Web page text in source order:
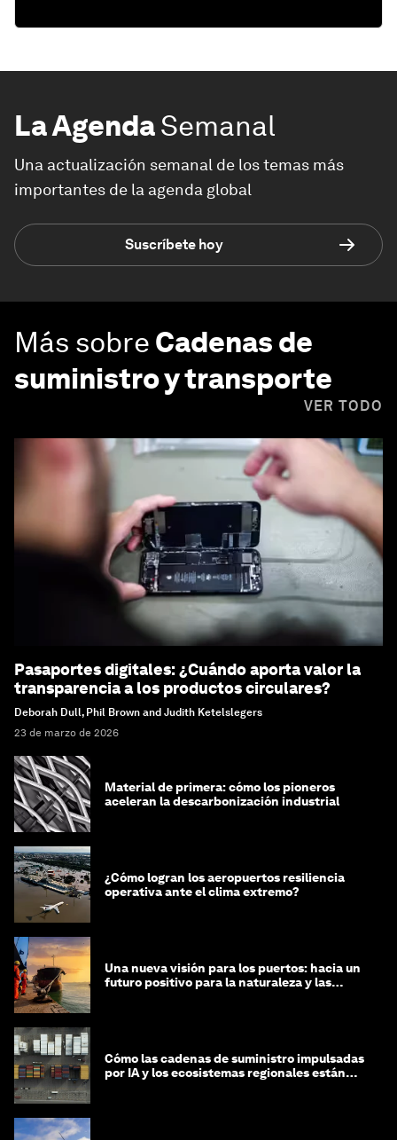
La AgendaSemanal
Una actualización semanal de los temas más
importantes de la agenda global
Suscríbete hoy
Más sobre Cadenas de
suministro y transporte
VER TODO
Pasaportes digitales: ¿Cuándo aporta valor la
transparencia a los productos circulares?
Deborah Dull, Phil Brown and Judith Ketelslegers
23 de marzo de 2026
Material de primera: cómo los pioneros
aceleran la descarbonización industrial
¿Cómo logran los aeropuertos resiliencia
operativa ante el clima extremo?
Una nueva visión para los puertos: hacia un
futuro positivo para la naturaleza y las
Cómo las cadenas de suministro impulsadas
por IA y los ecosistemas regionales están